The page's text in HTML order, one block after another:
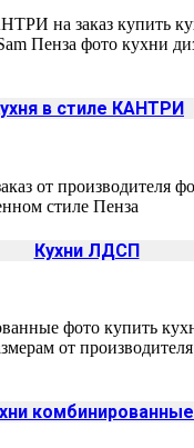
в стиле КАНТРИ
Кухни ЛДСП
комбинированные